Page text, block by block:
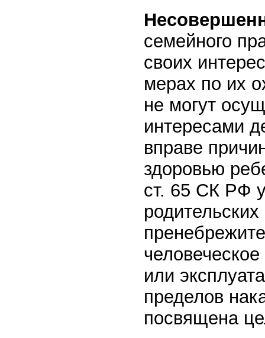
семейного
своих
мерах по их
не могут
интересами
вправе
здоровью
ст. 65 СК РФ
или
пределов
посвящена